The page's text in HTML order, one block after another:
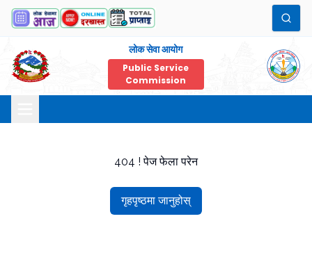
लोक सेवा आयोग
Public Service
Commission
404 ! पेज फेला परेन
गृहपृष्ठमा जानुहोस्